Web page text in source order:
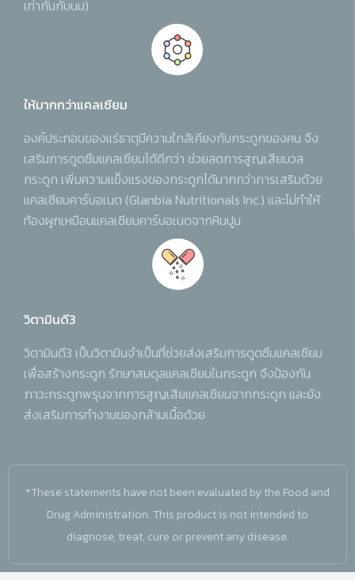
เท่ากันกับนม)
ให้มากกว่าแคลเซียม
องค์ประกอบของแร่ธาตุมีความใกล้เคียงกับกระดูกของคน จึง
เสริมการดูดซึมแคลเซียมได้ดีกว่า ช่วยลดการสูญเสียมวล
กระดูก เพิ่มความแข็งแรงของกระดูกได้มากกว่าการเสริมด้วย
แคลเซียมคาร์บอเนต (Glanbia Nutritionals Inc.) และไม่ทำให้
ท้องผูกเหมือนแคลเซียมคาร์บอเนตจากหินปูน
วิตามินดี3
วิตามินดี3 เป็นวิตามินจำเป็นที่ช่วยส่งเสริมการดูดซึมแคลเซียม
เพื่อสร้างกระดูก รักษาสมดุลแคลเซียมในกระดูก จึงป้องกัน
ภาวะกระดูกพรุนจากการสูญเสียแคลเซียมจากกระดูก และยัง
ส่งเสริมการทำงานของกล้ามเนื้อด้วย
*These statements have not been evaluated by the Food and
Drug Administration. This product is not intended to
diagnose, treat, cure or prevent any disease.